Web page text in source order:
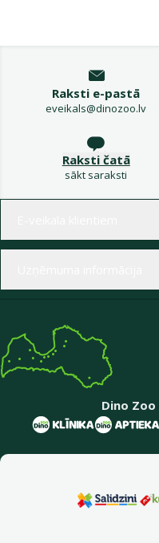
Raksti e-pastā
eveikals@dinozoo.lv
Raksti čatā
sākt saraksti
Dino